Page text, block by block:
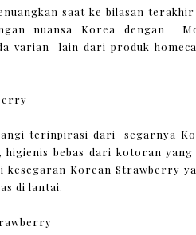
saat ke bilasan
nuansa Korea dengan
varian lain dari produk
terinpirasi dari segarnya
bebas dari kotoran
kesegaran Korean Strawberry
di lantai.